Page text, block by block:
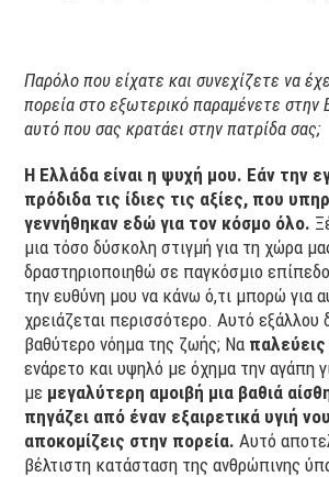
Παρόλο που είχατε και συνεχίζετε να
πορεία στο εξωτερικό παραμένετε στην
αυτό που σας κρατάει στην πατρίδα σας;
Η Ελλάδα είναι η ψυχή μου. Εάν την
πρόδιδα τις ίδιες τις αξίες, που
γεννήθηκαν εδώ για τον κόσμο όλο.
μια τόσο δύσκολη στιγμή για τη χώρα
δραστηριοποιηθώ σε παγκόσμιο
την ευθύνη μου να κάνω ό,τι μπορώ για
χρειάζεται περισσότερο. Αυτό εξάλλου
βαθύτερο νόημα της ζωής; Να
ενάρετο και υψηλό με όχημα την αγάπη
με μεγαλύτερη αμοιβή μια βαθιά
πηγάζει από έναν εξαιρετικά υγιή
αποκομίζεις στην πορεία. Αυτό
βέλτιστη κατάσταση της ανθρώπινης